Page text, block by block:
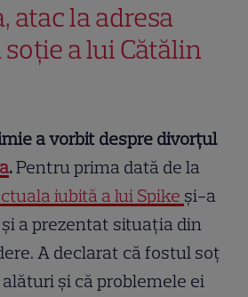
atac la adresa
a lui Cătălin
a vorbit despre divorțul
.Pentru prima dată de la
iubită a lui Spike și-a
a prezentat situația din
A declarat că fostul soț
și că problemele ei